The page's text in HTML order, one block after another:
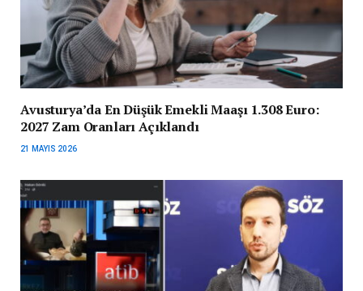
Avusturya’da En Düşük Emekli Maaşı 1.308 Euro:
2027 Zam Oranları Açıklandı
21 MAYIS 2026